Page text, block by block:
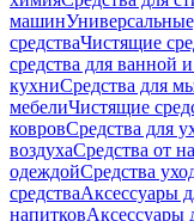
машин
средстваЧистящие
средства для ванной и
кухниСредства для
мебелиЧистящие
ковровСредства для
воздухаСредства от
одеждойСредства
средстваАксессуары
напитковАксессуары